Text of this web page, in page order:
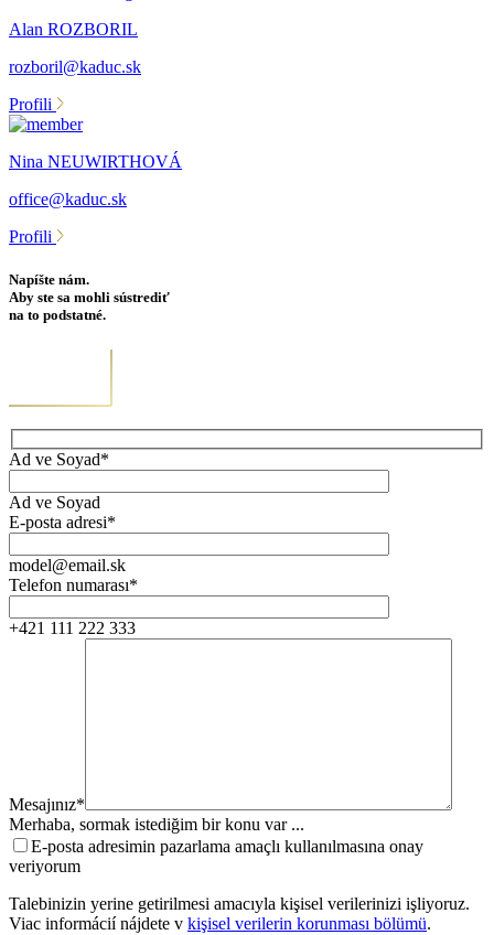
Alan ROZBORIL
rozboril@kaduc.sk
Profili
Nina NEUWIRTHOVÁ
office@kaduc.sk
Profili
Napíšte nám.
Aby ste sa mohli sústrediť
na to podstatné.
Ad ve Soyad*
Ad ve Soyad
E-posta adresi*
model@email.sk
Telefon numarası*
+421 111 222 333
Mesajınız*
Merhaba, sormak istediğim bir konu var ...
E-posta adresimin pazarlama amaçlı kullanılmasına onay
veriyorum
Talebinizin yerine getirilmesi amacıyla kişisel verilerinizi işliyoruz.
Viac informácií nájdete v kişisel verilerin korunması bölümü.